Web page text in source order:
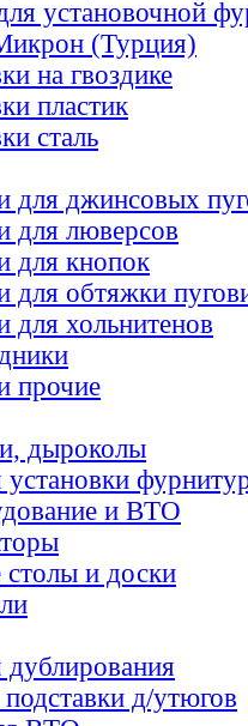
установочной
(Турция)
на гвоздике
пластик
сталь
для джинсовых
для люверсов
для кнопок
для обтяжки
для хольнитенов
прочие
дыроколы
и ВТО
столы и доски
д/утюгов